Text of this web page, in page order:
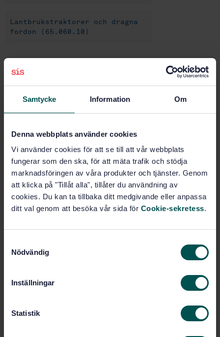
Samtycke Information Om
Denna webbplats använder cookies
Vi använder cookies för att se till att vår webbplats
fungerar som den ska, för att mäta trafik och stödja
marknadsföringen av våra produkter och tjänster. Genom
att klicka på "Tillåt alla", tillåter du användning av
cookies. Du kan ta tillbaka ditt medgivande eller anpassa
ditt val genom att besöka vår sida för Cookie-sekretess.
Nödvändig
Inställningar
Statistik
Lantbrukstraktorer och dragna
fordon (65.060.10)
Produktinformation
Framtagen av:
Svenska institutet för
standarder
swivelling outlet pipe. Nominal
pressure: 12,5
Artikelnummer:STD-2226
Utgåva:1
1939-03-01
Antal sidor:2
Inom samma område
Informationssäkerhet för stödorganisationer